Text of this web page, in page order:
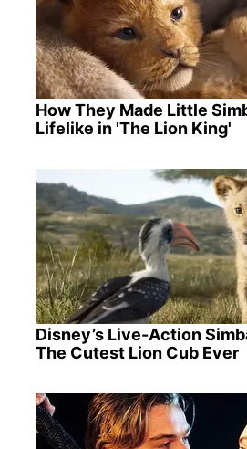
How They Made Little
Lifelike in 'The Lion King'
Disney’s Live-Action
The Cutest Lion Cub Ever